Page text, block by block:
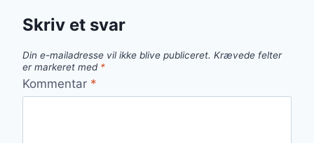
Skriv et svar
Din e-mailadresse vil ikke blive publiceret. Krævede felter
er markeret med *
Kommentar *